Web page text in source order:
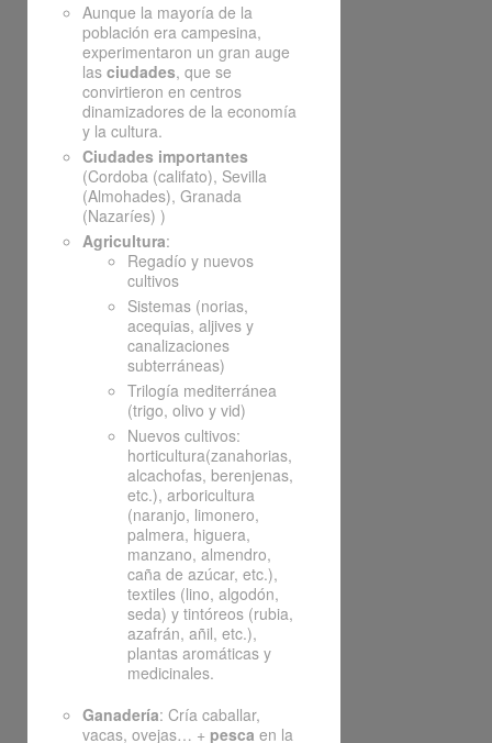
Aunque la mayoría de la
población era campesina,
experimentaron un gran auge
las ciudades, que se
convirtieron en centros
dinamizadores de la economía
y la cultura.
Ciudades importantes
(Cordoba (califato), Sevilla
(Almohades), Granada
(Nazaríes) )
Agricultura:
Regadío y nuevos
cultivos
Sistemas (norias,
acequias, aljives y
canalizaciones
subterráneas)
Trilogía mediterránea
(trigo, olivo y vid)
Nuevos cultivos:
horticultura(zanahorias,
alcachofas, berenjenas,
etc.), arboricultura
(naranjo, limonero,
palmera, higuera,
manzano, almendro,
caña de azúcar, etc.),
textiles (lino, algodón,
seda) y tintóreos (rubia,
azafrán, añil, etc.),
plantas aromáticas y
medicinales.
Ganadería: Cría caballar,
vacas, ovejas… + pesca en la